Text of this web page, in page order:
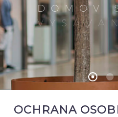
D OMOV
VYSÁV A
OCHRANA